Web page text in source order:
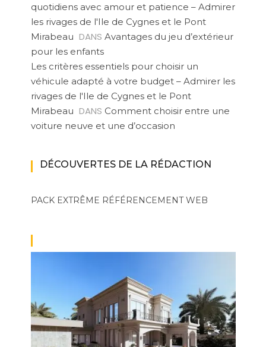
quotidiens avec amour et patience – Admirer
les rivages de l'Ile de Cygnes et le Pont
Mirabeau DANS Avantages du jeu d’extérieur
pour les enfants
Les critères essentiels pour choisir un
véhicule adapté à votre budget – Admirer les
rivages de l'Ile de Cygnes et le Pont
Mirabeau DANS Comment choisir entre une
voiture neuve et une d’occasion
DÉCOUVERTES DE LA RÉDACTION
PACK EXTRÊME RÉFÉRENCEMENT WEB